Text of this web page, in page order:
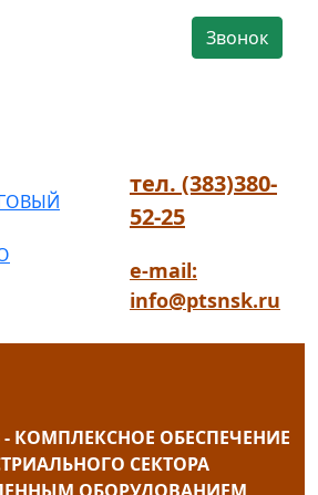
Звонок
тел. (383)380-
52-25
e-mail:
info@ptsnsk.ru
КОМПЛЕКСНОЕ ОБЕСПЕЧЕНИЕ
СЕКТОРА